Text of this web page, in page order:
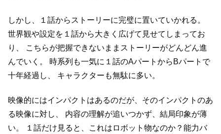
しかし、１話からストーリーに完璧に置いていかれる。
世界観や設定を１話から大きく広げて見せてしまってお
り、
こちらが把握できないままストーリーがどんどん進
んでいく。
時系列も一気に１話のAパートからBパートで
十年経過し、
キャラクターも無駄に多い。
映像的にはインパクトはあるのだが、そのインパクトのあ
る映像に対し、
内容の理解が追いつかず、結局印象が薄
い。
１話だけ見ると、これはロボット物なのか？能力バ